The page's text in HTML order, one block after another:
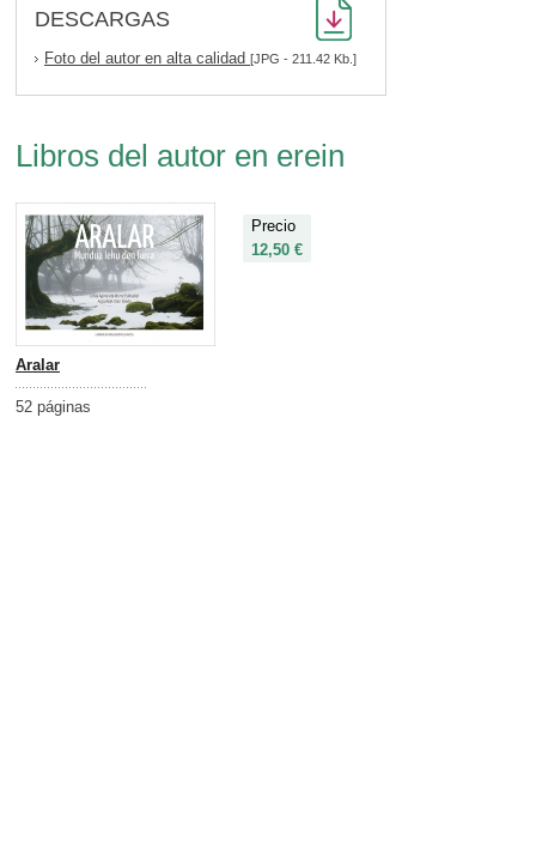
DESCARGAS
Foto del autor en alta calidad [JPG - 211.42 Kb.]
Libros del autor en erein
Precio
12,50 €
Aralar
52 páginas